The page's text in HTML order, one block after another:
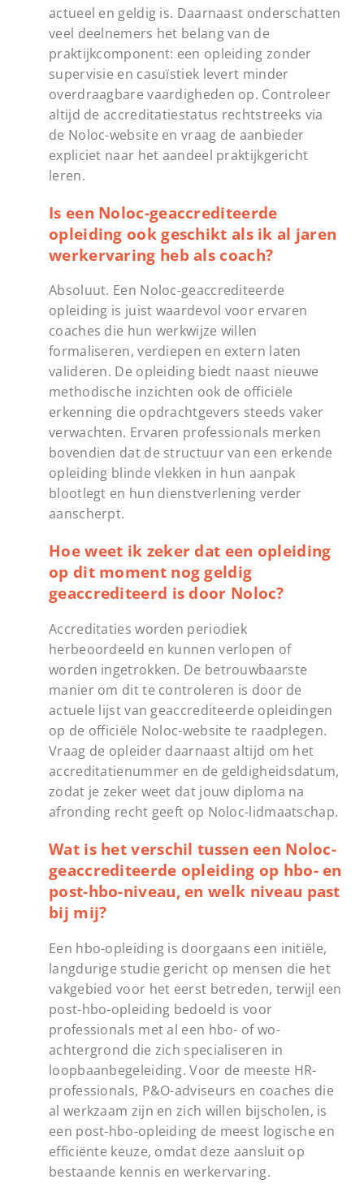
actueel en geldig is. Daarnaast onderschatten
veel deelnemers het belang van de
praktijkcomponent: een opleiding zonder
supervisie en casuïstiek levert minder
overdraagbare vaardigheden op. Controleer
altijd de accreditatiestatus rechtstreeks via
de Noloc-website en vraag de aanbieder
expliciet naar het aandeel praktijkgericht
leren.
Is een Noloc-geaccrediteerde
opleiding ook geschikt als ik al jaren
werkervaring heb als coach?
Absoluut. Een Noloc-geaccrediteerde
opleiding is juist waardevol voor ervaren
coaches die hun werkwijze willen
formaliseren, verdiepen en extern laten
valideren. De opleiding biedt naast nieuwe
methodische inzichten ook de officiële
erkenning die opdrachtgevers steeds vaker
verwachten. Ervaren professionals merken
bovendien dat de structuur van een erkende
opleiding blinde vlekken in hun aanpak
blootlegt en hun dienstverlening verder
aanscherpt.
Hoe weet ik zeker dat een opleiding
op dit moment nog geldig
geaccrediteerd is door Noloc?
Accreditaties worden periodiek
herbeoordeeld en kunnen verlopen of
worden ingetrokken. De betrouwbaarste
manier om dit te controleren is door de
actuele lijst van geaccrediteerde opleidingen
op de officiële Noloc-website te raadplegen.
Vraag de opleider daarnaast altijd om het
accreditatienummer en de geldigheidsdatum,
zodat je zeker weet dat jouw diploma na
afronding recht geeft op Noloc-lidmaatschap.
Wat is het verschil tussen een Noloc-
geaccrediteerde opleiding op hbo- en
post-hbo-niveau, en welk niveau past
bij mij?
Een hbo-opleiding is doorgaans een initiële,
langdurige studie gericht op mensen die het
vakgebied voor het eerst betreden, terwijl een
post-hbo-opleiding bedoeld is voor
professionals met al een hbo- of wo-
achtergrond die zich specialiseren in
loopbaanbegeleiding. Voor de meeste HR-
professionals, P&O-adviseurs en coaches die
al werkzaam zijn en zich willen bijscholen, is
een post-hbo-opleiding de meest logische en
efficiënte keuze, omdat deze aansluit op
bestaande kennis en werkervaring.